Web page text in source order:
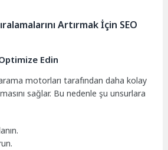
Artırmak İçin SEO
Edin
motorları tarafından daha kolay
sağlar. Bu nedenle şu unsurlara